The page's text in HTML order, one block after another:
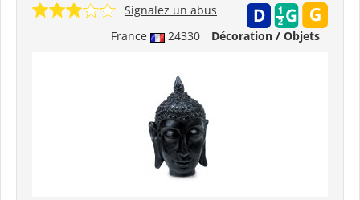
France 24330 Décoration / Objets
Signalez un abus